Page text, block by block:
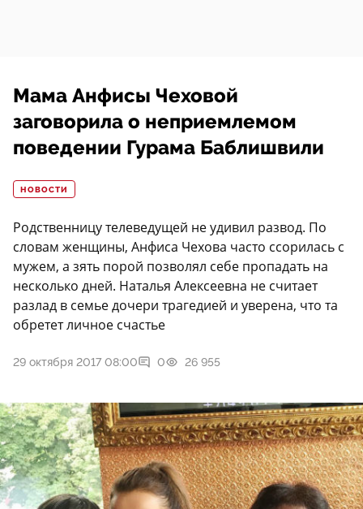
Мама Анфисы Чеховой
заговорила о неприемлемом
поведении Гурама Баблишвили
НОВОСТИ
Родственницу телеведущей не удивил развод. По
словам женщины, Анфиса Чехова часто ссорилась с
мужем, а зять порой позволял себе пропадать на
несколько дней. Наталья Алексеевна не считает
разлад в семье дочери трагедией и уверена, что та
обретет личное счастье
29 октября 2017 08:00 0 26 955